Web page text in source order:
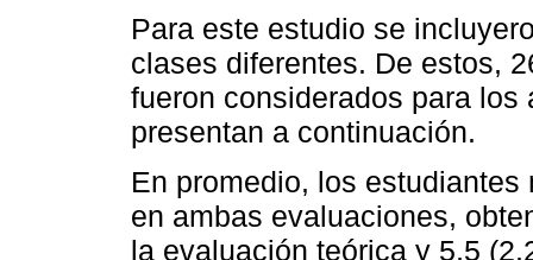
Para este estudio se
clases diferentes. De estos,
fueron considerados para
presentan a continuación.
En promedio, los
en ambas evaluaciones,
la evaluación teórica y 5,5